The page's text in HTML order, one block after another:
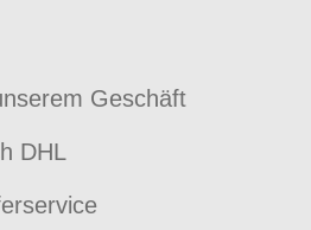
Geschäft
DHL